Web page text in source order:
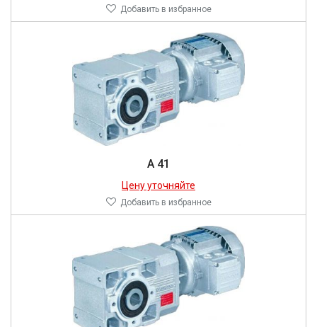
Добавить в избранное
A 41
Цену уточняйте
Добавить в избранное